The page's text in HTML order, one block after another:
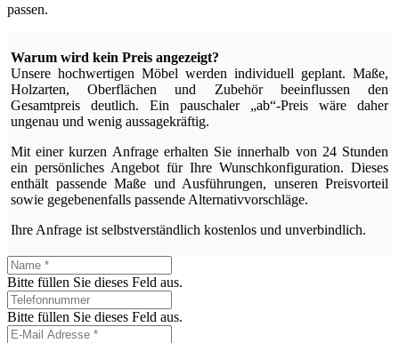
passen.
Warum wird kein Preis angezeigt?
Unsere hochwertigen Möbel werden individuell geplant. Maße,
Holzarten, Oberflächen und Zubehör beeinflussen den
Gesamtpreis deutlich. Ein pauschaler „ab“-Preis wäre daher
ungenau und wenig aussagekräftig.
Mit einer kurzen Anfrage erhalten Sie innerhalb von 24 Stunden
ein persönliches Angebot für Ihre Wunschkonfiguration. Dieses
enthält passende Maße und Ausführungen, unseren Preisvorteil
sowie gegebenenfalls passende Alternativvorschläge.
Ihre Anfrage ist selbstverständlich kostenlos und unverbindlich.
Bitte füllen Sie dieses Feld aus.
Bitte füllen Sie dieses Feld aus.